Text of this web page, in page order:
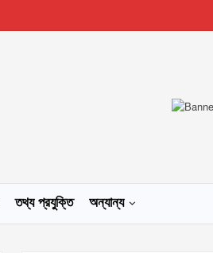
তথ্য প্রযুক্তি অন্যান্য